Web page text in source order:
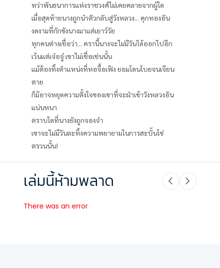
ทว่าพันธนาการแห่งราชวงศ์ไม่เคยคลายจากผู้ใด
เมื่อสุดท้ายนางถูกนำตัวกลับสู่วังหลวง... คุกทองอัน
งดงามที่กักขังนางมาแต่เยาว์วัย
ทุกคนต่างเชื่อว่า... ครานี้นางจะไม่มีวันได้ออกไปอีก
เว้นแต่เจ๋อจู๋ เขาไม่เชื่อเช่นนั้น
แม้ต้องทิ้งตำแหน่งที่หอจื้อเฟิง ยอมโดนโบยจนเจียน
ตาย
ก็มิอาจหยุดความตั้งใจของเขาที่จะฝ่าเข้าวังหลวงอัน
แน่นหนา
ตราบใดที่นางยังถูกจองจำ
เขาจะไม่มีวันละทิ้งความพยายามในการสะบั้นโซ่
ตรวนนั้น!
เล่มนี้ห้ามพลาด
There was an error